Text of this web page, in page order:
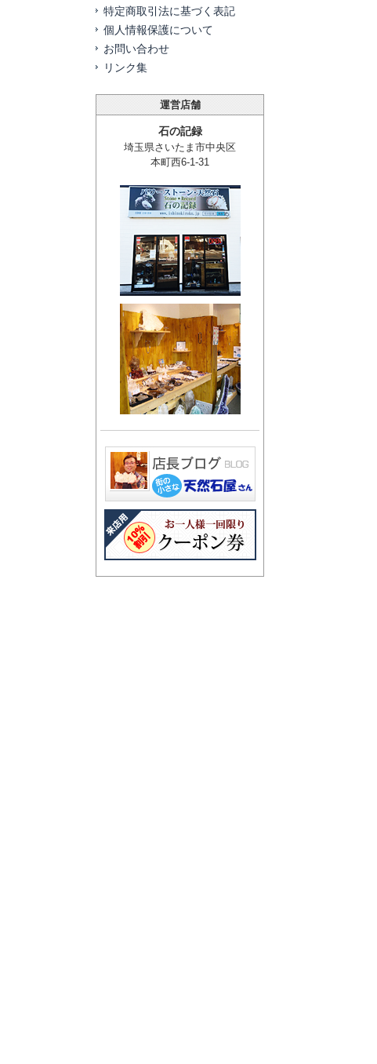
特定商取引法に基づく表記
個人情報保護について
お問い合わせ
リンク集
運営店舗
石の記録
埼玉県さいたま市中央区
本町西6-1-31